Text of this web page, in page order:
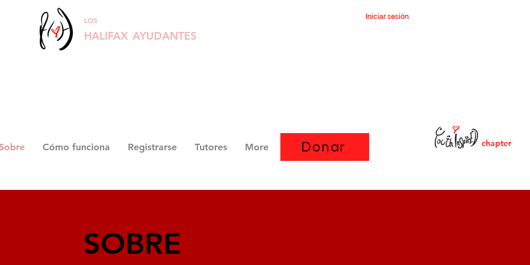
LOS
HALIFAX AYUDANTES
Iniciar sesión
Cómo funciona Registrarse Tutores More Donar chapter
SOBRE